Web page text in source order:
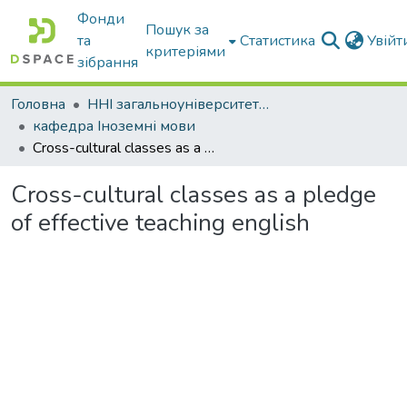
Фонди
та
зібрання
Пошук за
критеріями
Статистика
Головна
ННІ загальноуніверситетської підготовки
кафедра Іноземні мови
Cross-cultural classes as a pledge of effective teaching english
Cross-cultural classes as a pledge
of effective teaching english